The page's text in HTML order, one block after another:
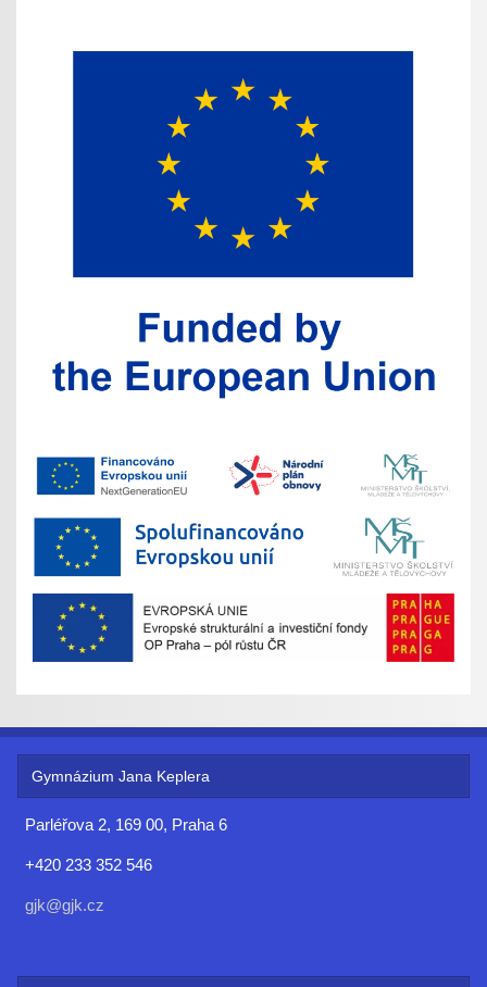
Gymnázium Jana Keplera
Parléřova 2, 169 00, Praha 6
+420 233 352 546
gjk@gjk.cz